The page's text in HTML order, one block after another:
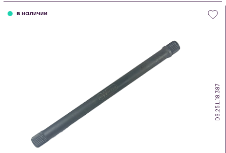
DS.25.L.18.387
в наличии